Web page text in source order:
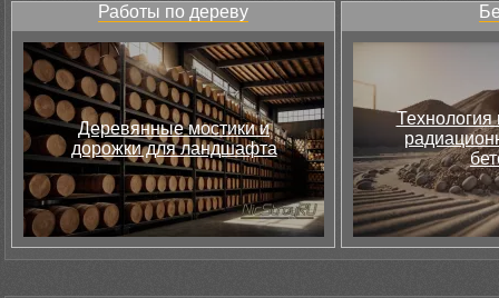
Работы по дереву
Деревянные мостики и
дорожки для ландшафта
Технология